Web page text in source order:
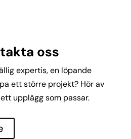
oss
expertis, en löpande
ett större projekt? Hör av
upplägg som passar.